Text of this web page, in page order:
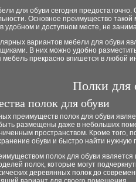
для обуви сегодня
Основное преимущество такой
удобном и доступном месте, не
вариантов мебели для обуви
В них можно удобно
мебель прекрасно впишется в любой
Полки для
полок для обуви
преимуществ полок для обуви
размещены даже в небольших
пространством. Кроме того,
обуви и быстро найти нужную
полок для обуви
полок, которые могут
деревянных полок до